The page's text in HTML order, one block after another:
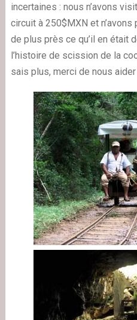
incertaines : nous n’avons
circuit à 250$MXN et
de plus près ce qu’il en était
l’histoire de scission de la
sais plus, merci de nous